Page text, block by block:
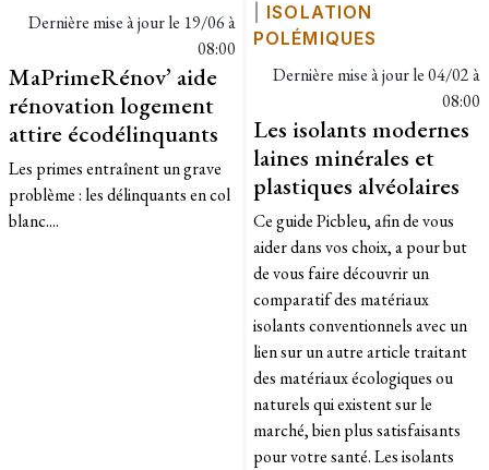
Dernière mise à jour le 19/06 à
08:00
MaPrimeRénov’ aide
rénovation logement
attire écodélinquants
Les primes entraînent un grave
problème : les délinquants en col
blanc....
ISOLATION
POLÉMIQUES
Dernière mise à jour le04/02 à
08:00
Les isolants modernes
laines minérales et
plastiques alvéolaires
Ce guide Picbleu, afin de vous
aider dans vos choix, a pour but
de vous faire découvrir un
comparatif des matériaux
isolants conventionnels avec un
lien sur un autre article traitant
des matériaux écologiques ou
naturels qui existent sur le
marché, bien plus satisfaisants
pour votre santé. Les isolants